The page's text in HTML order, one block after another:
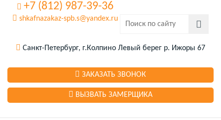
+7 (812) 987-39-36
shkafnazakaz-spb.s@yandex.ru
Санкт-Петербург, г.Колпино Левый берег р. Ижоры 67
ЗАКАЗАТЬ ЗВОНОК
ВЫЗВАТЬ ЗАМЕРЩИКА